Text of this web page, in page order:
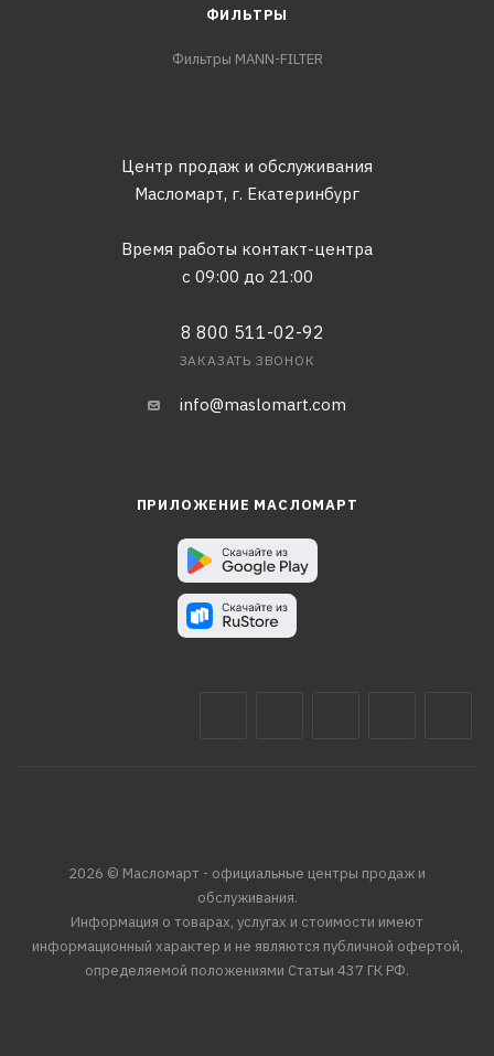
ФИЛЬТРЫ
Фильтры MANN-FILTER
Центр продаж и обслуживания
Масломарт, г. Екатеринбург
Время работы контакт-центра
с 09:00 до 21:00
8 800 511-02-92
ЗАКАЗАТЬ ЗВОНОК
info@maslomart.com
ПРИЛОЖЕНИЕ МАСЛОМАРТ
2026 © Масломарт - официальные центры продаж и
обслуживания.
Информация о товарах, услугах и стоимости имеют
информационный характер и не являются публичной офертой,
определяемой положениями Статьи 437 ГК РФ.